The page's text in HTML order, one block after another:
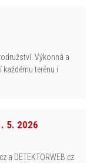
Výkonná a
terénu i
5. 2026
a DETEKTORWEB.cz